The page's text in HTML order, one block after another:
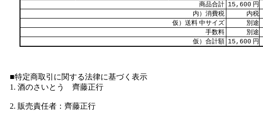
商品合計 15,600 円
内）消費税
内税
仮）送料 中サイズ
別途
手数料
別途
仮）合計額 15,600 円
■特定商取引に関する法律に基づく表示
1. 酒のさいとう 齊藤正行
2. 販売責任者：齊藤正行